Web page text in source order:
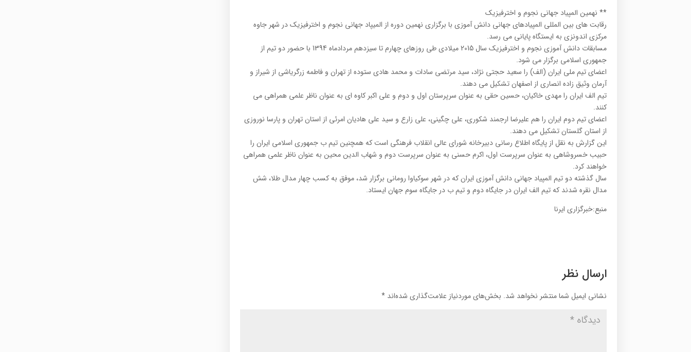
** نهمین المپیاد جهانی نجوم و اخترفیزیک
رقابت های بین المللی المپیادهای جهانی دانش آموزی با برگزاری نهمین دوره از المیپاد جهانی نجوم و اخترفیزیک در شهر جاوه
مرکزی اندونزی به ایستگاه پایانی می رسد.
مسابقات دانش آموزی نجوم و اخترفیزیک سال 2015 میلادی طی روزهای چهارم تا سیزدهم مردادماه 1394 با حضور دو تیم از
جمهوری اسلامی برگزار می شود.
اعضای تیم ملی ایران (الف) را سعید حجتی نژاد، سید مرتضی سادات و محمد هادی ستوده از تهران و فاطمه زرگریاشی از شیراز و
آرمان وثیق زاده انصاری از اصفهان تشکیل می دهند.
تیم الف ایران را مهدی خاکیان، حسین حقی به عنوان سرپرستان اول و دوم و علی اکبر کاوه ای به عنوان ناظر علمی همراهی می
کنند.
اعضای تیم دوم ایران را هم علیرضا ارجمند شکوری، علی چگینی، علی زارع و سید علی هادیان امرئی از استان تهران و پارسا نوروزی
از استان گلستان تشکیل می دهند.
این گزارش به نقل از پایگاه اطلاع رسانی دبیرخانه شورای عالی انقلاب فرهنگی است که همچنین تیم ب جمهوری اسلامی ایران را
حبیب خسروشاهی به عنوان سرپرست اول، اکرم حسنی به عنوان سرپرست دوم و شهاب الدین محین به عنوان ناظر علمی همراهی
خواهند کرد.
سال گذشته دو تیم المپیاد جهانی دانش آموزی ایران که در شهر سوکیاوا رومانی برگزار شد، موفق به کسب چهار مدال طلا، شش
مدال نقره شدند که تیم الف ایران در جایگاه دوم و تیم ب در جایگاه سوم جهان ایستاد.
منبع:خبرگزاری ایرنا
ارسال نظر
نشانی ایمیل شما منتشر نخواهد شد. بخش‌های موردنیاز علامت‌گذاری شده‌اند*